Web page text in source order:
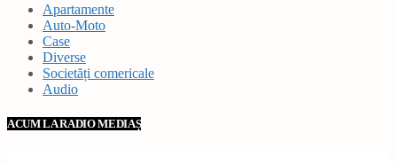
Apartamente
Auto-Moto
Case
Diverse
Societăți comericale
Audio
ACUM LA RADIO MEDIAȘ